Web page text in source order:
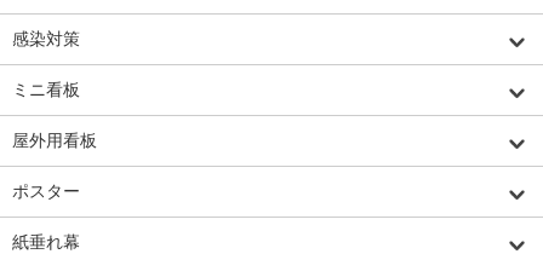
感染対策
ミニ看板
屋外用看板
ポスター
紙垂れ幕